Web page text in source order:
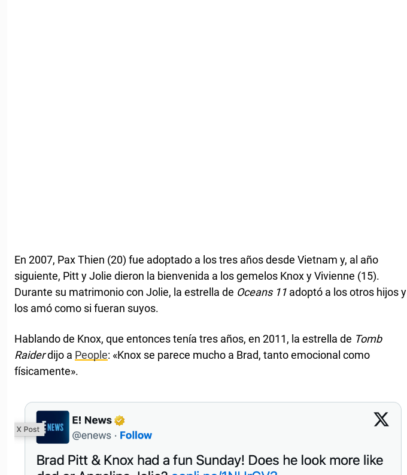
En 2007, Pax Thien (20) fue adoptado a los tres años desde Vietnam y, al año
siguiente, Pitt y Jolie dieron la bienvenida a los gemelos Knox y Vivienne (15).
Durante su matrimonio con Jolie, la estrella de Oceans 11 adoptó a los otros hijos y
los amó como si fueran suyos.
Hablando de Knox, que entonces tenía tres años, en 2011, la estrella de Tomb
Raiderdijo a People: «Knox se parece mucho a Brad, tanto emocional como
físicamente».